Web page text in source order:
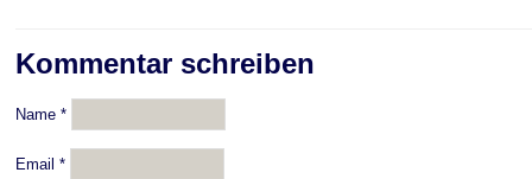
Kommentar schreiben
Name *
Email *